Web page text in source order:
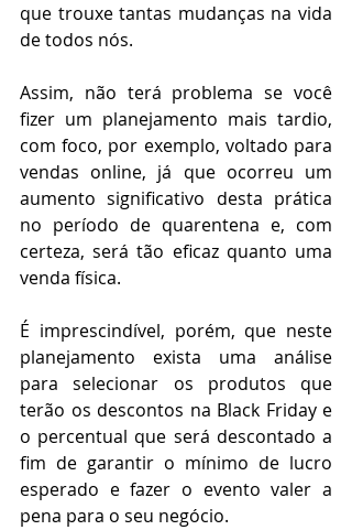
que trouxe tantas mudanças na vida
de todos nós.
Assim, não terá problema se você
fizer um planejamento mais tardio,
com foco, por exemplo, voltado para
vendas online, já que ocorreu um
aumento significativo desta prática
no período de quarentena e, com
certeza, será tão eficaz quanto uma
venda física.
É imprescindível, porém, que neste
planejamento exista uma análise
para selecionar os produtos que
terão os descontos na Black Friday e
o percentual que será descontado a
fim de garantir o mínimo de lucro
esperado e fazer o evento valer a
pena para o seu negócio.